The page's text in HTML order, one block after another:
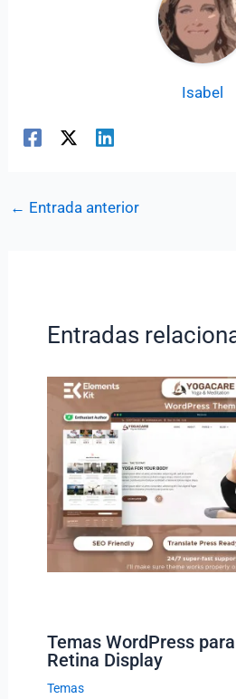
Isabel
← Entrada anterior
Entradas
Temas WordPress
Retina Display
Temas